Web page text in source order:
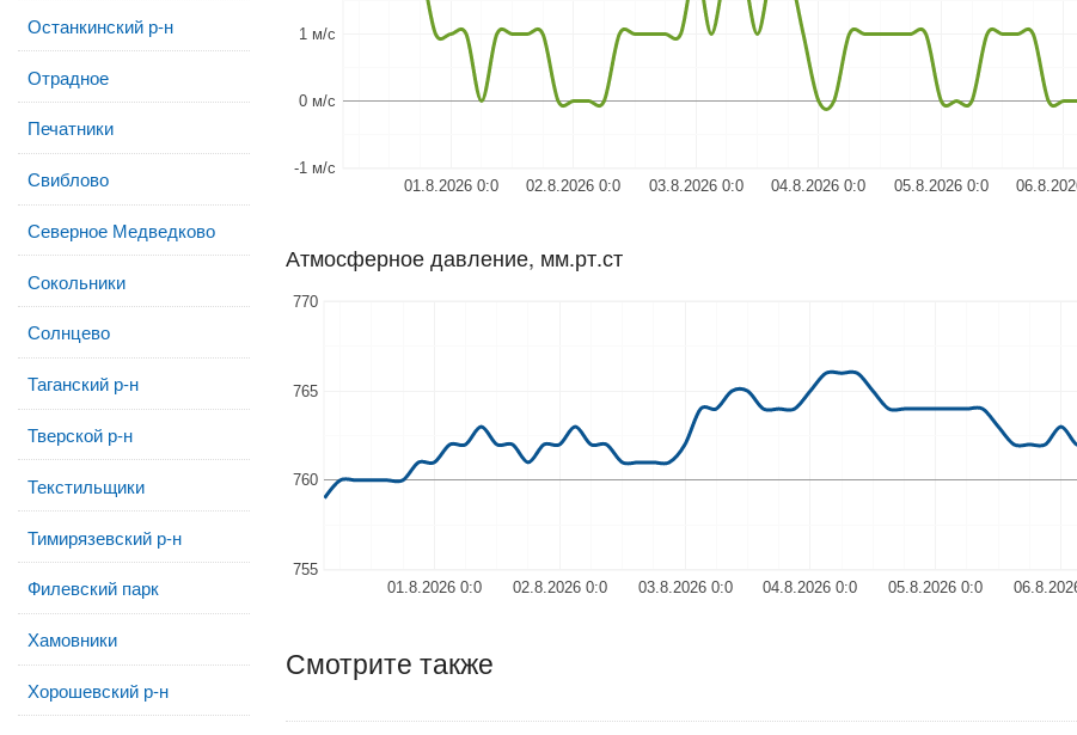
Останкинский р-н
Отрадное
Печатники
Свиблово
Северное Медведково
Сокольники
Солнцево
Таганский р-н
Тверской р-н
Текстильщики
Тимирязевский р-н
Филевский парк
Хамовники
Хорошевский р-н
01.8.2026 0:0 02.8.2026 0:0 03.8.2026 0:0 04.8.2026 0:0 05.8.2026 0:0
-1 м/с
0 м/с
1 м/с
Атмосферное давление, мм.рт.ст
01.8.2026 0:0 02.8.2026 0:0 03.8.2026 0:0 04.8.2026 0:0 05.8.2026 0:0
755
760
765
770
Смотрите также